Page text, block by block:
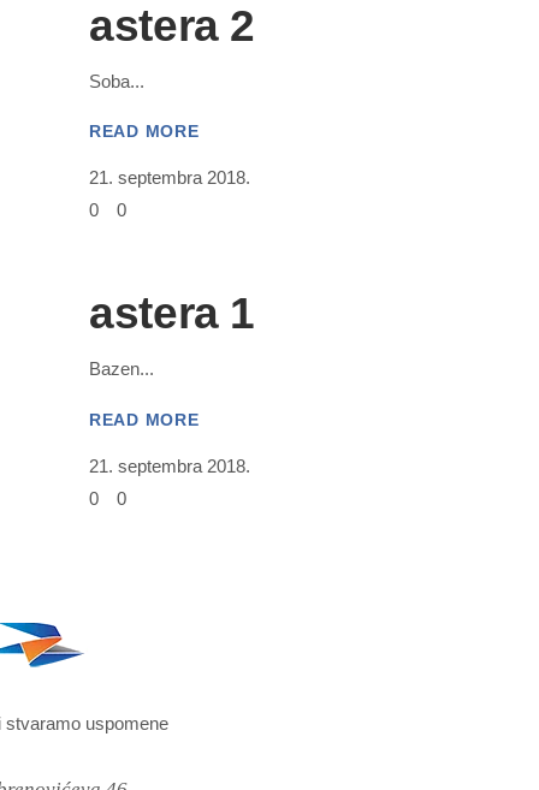
astera 2
Soba
READ MORE
21. septembra 2018.
0
0
astera 1
Bazen
READ MORE
21. septembra 2018.
0
0
stvaramo uspomene